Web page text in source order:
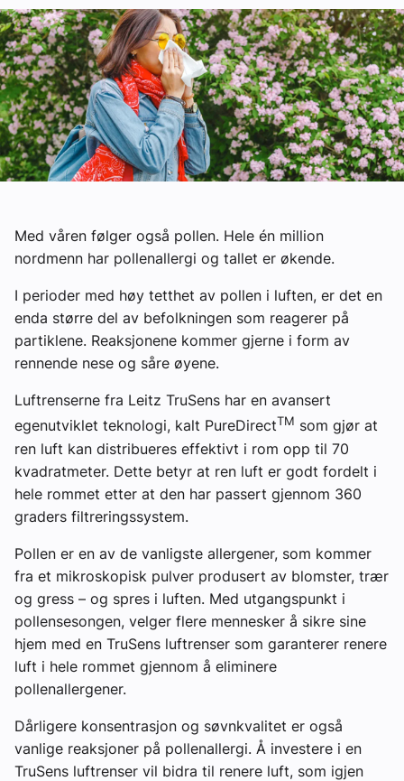
Tips oss
Ledige stillinger
eBlad
Aktivitetskalender
Aktuelle prosjekter
Med våren følger også pollen. Hele én million
nordmenn har pollenallergi og tallet er økende.
I perioder med høy tetthet av pollen i luften, er det en
enda større del av befolkningen som reagerer på
partiklene. Reaksjonene kommer gjerne i form av
rennende nese og såre øyene.
Luftrenserne fra Leitz TruSens har en avansert
egenutviklet teknologi, kalt PureDirectTM som gjør at
ren luft kan distribueres effektivt i rom opp til 70
kvadratmeter. Dette betyr at ren luft er godt fordelt i
hele rommet etter at den har passert gjennom 360
graders filtreringssystem.
Pollen er en av de vanligste allergener, som kommer
fra et mikroskopisk pulver produsert av blomster, trær
og gress – og spres i luften. Med utgangspunkt i
pollensesongen, velger flere mennesker å sikre sine
hjem med en TruSens luftrenser som garanterer renere
luft i hele rommet gjennom å eliminere
pollenallergener.
Dårligere konsentrasjon og søvnkvalitet er også
vanlige reaksjoner på pollenallergi. Å investere i en
TruSens luftrenser vil bidra til renere luft, som igjen